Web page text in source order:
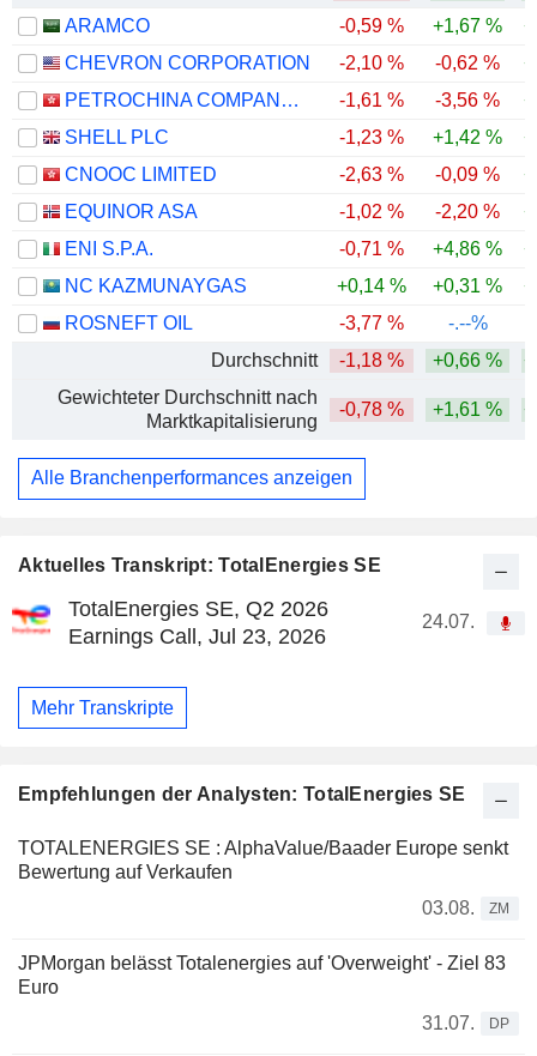
Aktuelles Transkript: TotalEnergies SE
TotalEnergies SE, Q2 2026
Earnings Call, Jul 23, 2026
24.07.
Mehr Transkripte
Empfehlungen der Analysten: TotalEnergies SE
TOTALENERGIES SE : AlphaValue/Baader Europe senkt
Bewertung auf Verkaufen
03.08.
ZM
JPMorgan belässt Totalenergies auf 'Overweight' - Ziel 83
Euro
31.07.
DP
ARAMCO
-0,59 % +1,67 %
CHEVRON CORPORATION
-2,10 % -0,62 %
PETROCHINA COMPANY LIMITED
-1,61 % -3,56 %
SHELL PLC
-1,23 % +1,42 %
CNOOC LIMITED
-2,63 % -0,09 %
EQUINOR ASA
-1,02 % -2,20 %
ENI S.P.A.
-0,71 % +4,86 %
NC KAZMUNAYGAS
+0,14 % +0,31 %
ROSNEFT OIL
-3,77 %
-.--%
Durchschnitt
-1,18 % +0,66 %
Gewichteter Durchschnitt nach
Marktkapitalisierung
-0,78 % +1,61 %
Alle Branchenperformances anzeigen